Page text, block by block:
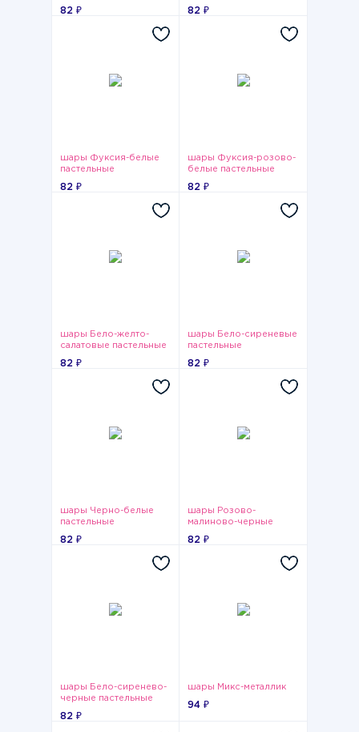
82 ₽ 82 ₽
шары Фуксия-белые
пастельные
82 ₽
шары Фуксия-розово-
белые пастельные
82 ₽
шары Бело-желто-
салатовые пастельные
82 ₽
шары Бело-сиреневые
пастельные
82 ₽
шары Черно-белые
пастельные
82 ₽
шары Розово-
малиново-черные
82 ₽
шары Бело-сиренево-
черные пастельные
82 ₽
шары Микс-металлик
94 ₽